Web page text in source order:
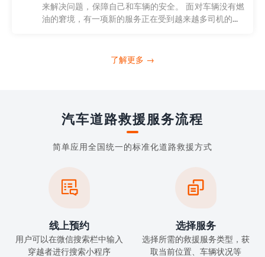
来解决问题，保障自己和车辆的安全。 面对车辆没有燃
油的窘境，有一项新的服务正在受到越来越多司机的...
了解更多 →
汽车道路救援服务流程
简单应用全国统一的标准化道路救援方式

线上预约
用户可以在微信搜索栏中输入
穿越者进行搜索小程序

选择服务
选择所需的救援服务类型，获
取当前位置、车辆状况等